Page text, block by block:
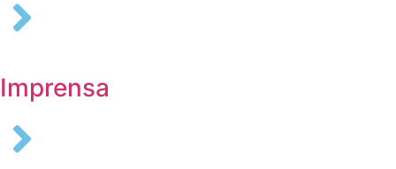
Imprensa